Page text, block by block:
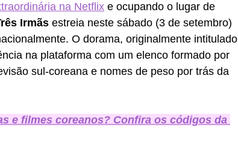
na Netflix e ocupando o lugar de
Irmãs estreia neste sábado (3 de setembro)
O dorama, originalmente intitulado
na plataforma com um elenco formado por
sul-coreana e nomes de peso por trás da
e filmes coreanos? Confira os códigos da